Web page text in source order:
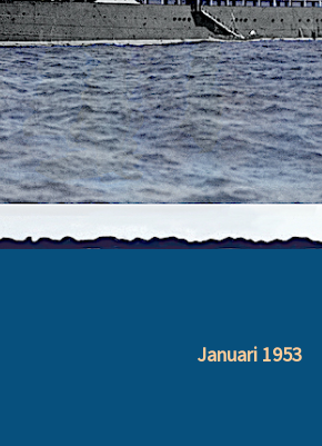
Januari 1953